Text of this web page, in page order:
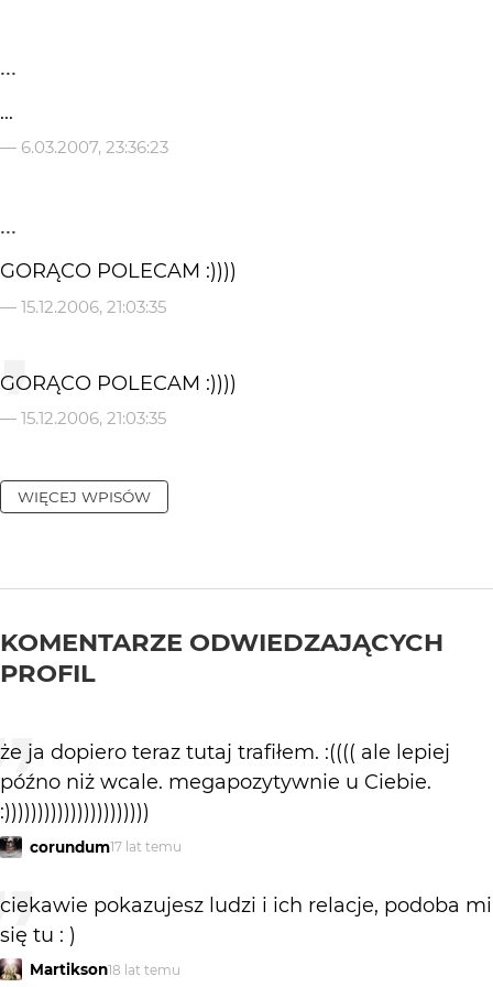
...
...
— 6.03.2007, 23:36:23
...
GORĄCO POLECAM :))))
— 15.12.2006, 21:03:35
GORĄCO POLECAM :))))
— 15.12.2006, 21:03:35
WIĘCEJ WPISÓW
KOMENTARZE ODWIEDZAJĄCYCH
PROFIL
że ja dopiero teraz tutaj trafiłem. :(((( ale lepiej
późno niż wcale. megapozytywnie u Ciebie.
:))))))))))))))))))))))
corundum17 lat temu
ciekawie pokazujesz ludzi i ich relacje, podoba mi
się tu : )
Martikson18 lat temu